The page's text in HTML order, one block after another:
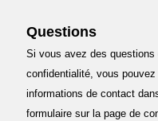
Questions
Si vous avez des
confidentialité, vous
informations de contact
formulaire sur la page de